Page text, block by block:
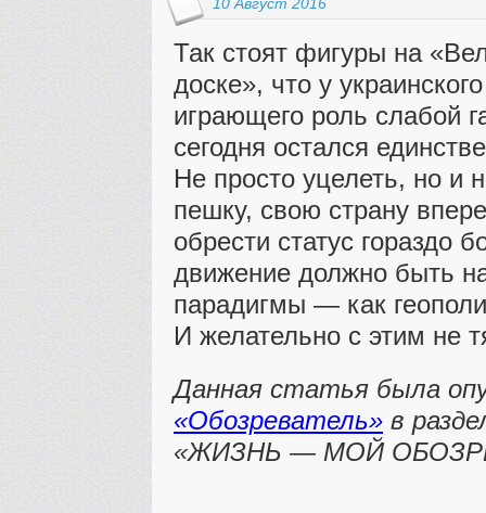
Так стоят фигуры на
доске», что у
играющего роль слабой
сегодня остался
Не просто уцелеть, но и
пешку, свою страну
обрести статус гораздо
движение должно быть
парадигмы — как
И желательно с этим не
Данная статья была
«Обозреватель» в
«ЖИЗНЬ — МОЙ